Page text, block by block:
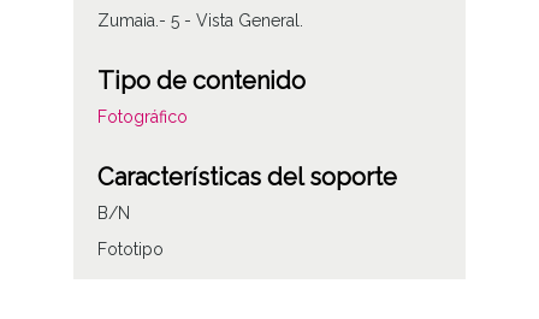
Zumaia.- 5 - Vista General.
Tipo de contenido
Fotográfico
Características del soporte
B/N
Fototipo